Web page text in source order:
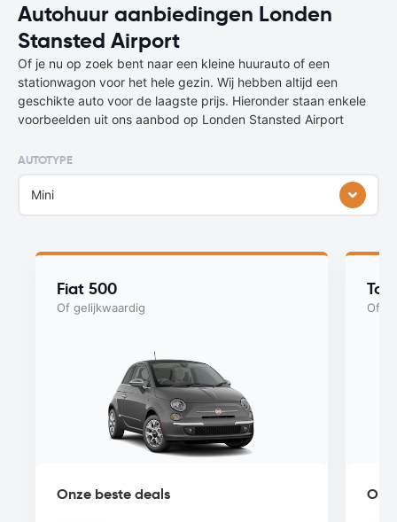
Autohuur aanbiedingen Londen
Stansted Airport
Of je nu op zoek bent naar een kleine huurauto of een
stationwagon voor het hele gezin. Wij hebben altijd een
geschikte auto voor de laagste prijs. Hieronder staan enkele
voorbeelden uit ons aanbod op Londen Stansted Airport
AUTOTYPE
Mini
Fiat 500
Of gelijkwaardig
Onze beste deals
Of